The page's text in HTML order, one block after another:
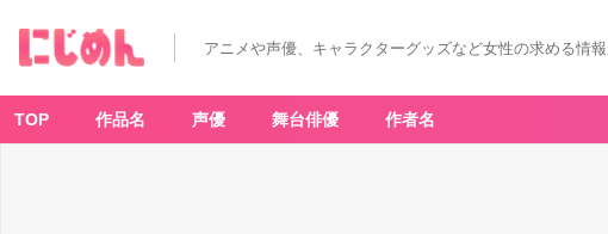
アニメや声優、キャラクターグッズなど女性の求める情
TOP 作品名 声優 舞台俳優 作者名